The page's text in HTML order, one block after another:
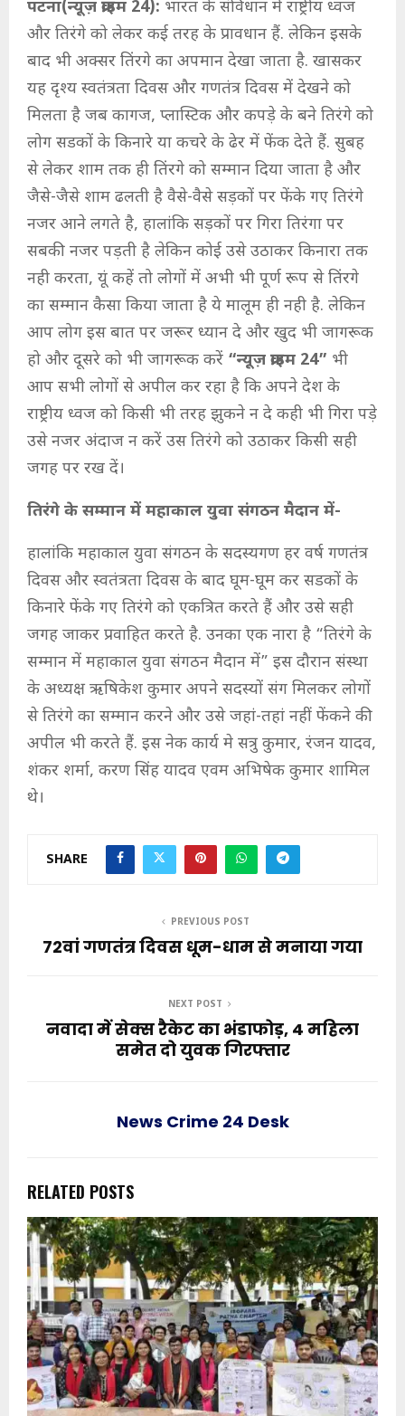
पटना(न्यूज़ क्राइम 24): भारत के संविधान में राष्ट्रीय ध्वज
और तिरंगे को लेकर कई तरह के प्रावधान हैं. लेकिन इसके
बाद भी अक्सर तिंरगे का अपमान देखा जाता है. खासकर
यह दृश्य स्वतंत्रता दिवस और गणतंत्र दिवस में देखने को
मिलता है जब कागज, प्लास्टिक और कपड़े के बने तिरंगे को
लोग सडकों के किनारे या कचरे के ढेर में फेंक देते हैं. सुबह
से लेकर शाम तक ही तिंरगे को सम्मान दिया जाता है और
जैसे-जैसे शाम ढलती है वैसे-वैसे सड़कों पर फेंके गए तिरंगे
नजर आने लगते है, हालांकि सड़कों पर गिरा तिरंगा पर
सबकी नजर पड़ती है लेकिन कोई उसे उठाकर किनारा तक
नही करता, यूं कहें तो लोगों में अभी भी पूर्ण रूप से तिंरगे
का सम्मान कैसा किया जाता है ये मालूम ही नही है. लेकिन
आप लोग इस बात पर जरूर ध्यान दे और खुद भी जागरूक
हो और दूसरे को भी जागरूक करें “न्यूज़ क्राइम 24” भी
आप सभी लोगों से अपील कर रहा है कि अपने देश के
राष्ट्रीय ध्वज को किसी भी तरह झुकने न दे कही भी गिरा पड़े
उसे नजर अंदाज न करें उस तिरंगे को उठाकर किसी सही
जगह पर रख दें।
तिरंगे के सम्मान में महाकाल युवा संगठन मैदान में-
हालांकि महाकाल युवा संगठन के सदस्यगण हर वर्ष गणतंत्र
दिवस और स्वतंत्रता दिवस के बाद घूम-घूम कर सडकों के
किनारे फेंके गए तिरंगे को एकत्रित करते हैं और उसे सही
जगह जाकर प्रवाहित करते है. उनका एक नारा है “तिरंगे के
सम्मान में महाकाल युवा संगठन मैदान में” इस दौरान संस्था
के अध्यक्ष ऋषिकेश कुमार अपने सदस्यों संग मिलकर लोगों
से तिरंगे का सम्मान करने और उसे जहां-तहां नहीं फेंकने की
अपील भी करते हैं. इस नेक कार्य मे सत्रु कुमार, रंजन यादव,
शंकर शर्मा, करण सिंह यादव एवम अभिषेक कुमार शामिल
थे।
SHARE
PREVIOUS POST
72वां गणतंत्र दिवस धूम-धाम से मनाया गया
NEXT POST
नवादा में सेक्स रैकेट का भंडाफोड़, 4 महिला
समेत दो युवक गिरफ्तार
News Crime 24 Desk
RELATED POSTS